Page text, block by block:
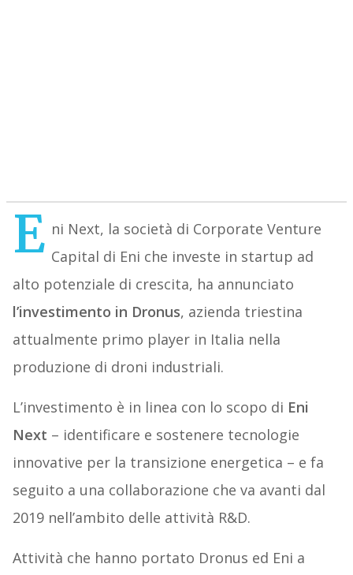
E ni Next, la società di Corporate Venture
Capital di Eni che investe in startup ad
alto potenziale di crescita, ha annunciato
l’investimento in Dronus, azienda triestina
attualmente primo player in Italia nella
produzione di droni industriali.
L’investimento è in linea con lo scopo di Eni
Next – identificare e sostenere tecnologie
innovative per la transizione energetica – e fa
seguito a una collaborazione che va avanti dal
2019 nell’ambito delle attività R&D.
Attività che hanno portato Dronus ed Eni a